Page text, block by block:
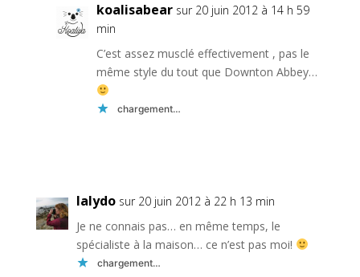
koalisabear sur 20 juin 2012 à 14 h 59
min
C’est assez musclé effectivement , pas le
même style du tout que Downton Abbey…
chargement…
lalydo sur 20 juin 2012 à 22 h 13 min
Je ne connais pas… en même temps, le
spécialiste à la maison… ce n’est pas moi!
chargement…